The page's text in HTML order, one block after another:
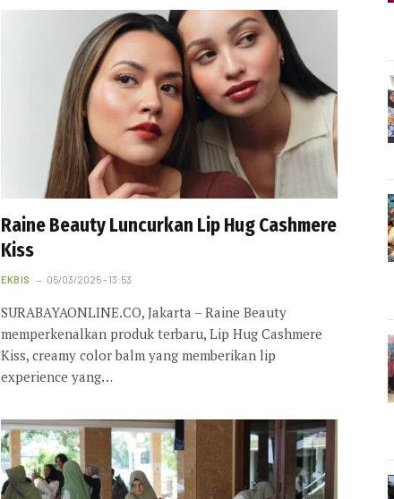
Raine Beauty Luncurkan Lip Hug Cashmere
Kiss
EKBIS 05/03/2025 - 13:53
SURABAYAONLINE.CO, Jakarta – Raine Beauty
memperkenalkan produk terbaru, Lip Hug Cashmere
Kiss, creamy color balm yang memberikan lip
experience yang…